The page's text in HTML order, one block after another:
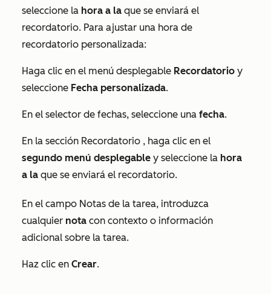
seleccione la hora a la que se enviará el
recordatorio. Para ajustar una hora de
recordatorio personalizada:
Haga clic en el menú desplegable Recordatorio y
seleccione Fecha personalizada.
En el selector de fechas, seleccione una fecha.
En la sección Recordatorio , haga clic en el
segundo menú desplegable y seleccione la hora
a la que se enviará el recordatorio.
En el campo Notas de la tarea, introduzca
cualquier nota con contexto o información
adicional sobre la tarea.
Haz clic en Crear.